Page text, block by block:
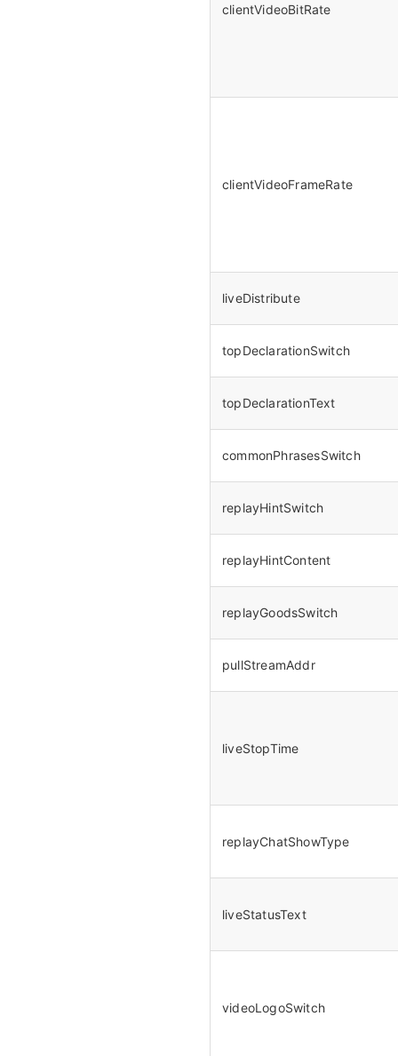
clientVideoBitRate
clientVideoFrameRate
liveDistribute
topDeclarationSwitch
topDeclarationText
commonPhrasesSwitch
replayHintSwitch
replayHintContent
replayGoodsSwitch
pullStreamAddr
liveStopTime
replayChatShowType
liveStatusText
videoLogoSwitch